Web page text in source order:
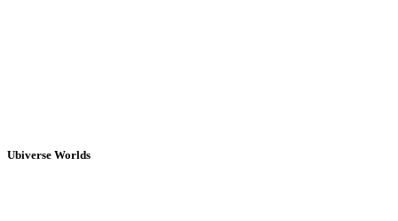
Ubiverse Worlds